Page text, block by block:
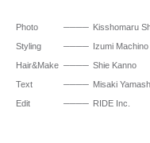
Photo
Kisshomaru
Styling
Izumi Machino
Hair&Make
Shie Kanno
Text
Misaki
Edit
RIDE Inc.